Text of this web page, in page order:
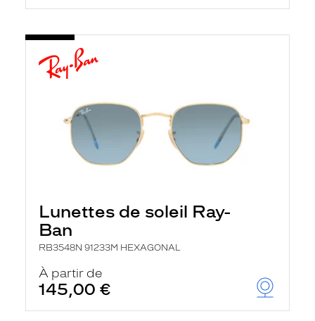
Lunettes de soleil Ray-
Ban
RB3548N 91233M HEXAGONAL
À partir de
145,00 €